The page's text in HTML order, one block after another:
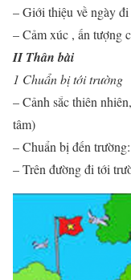
– Giới thiệu về ngày
– Cảm xúc , ấn tượng
II Thân bài
1 Chuẩn bị tới trường
– Cảnh sắc thiên
tâm)
– Chuẩn bị đến
– Trên đường đi tới